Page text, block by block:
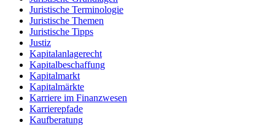
Juristische Terminologie
Juristische Themen
Juristische Tipps
Justiz
Kapitalanlagerecht
Kapitalbeschaffung
Kapitalmarkt
Kapitalmärkte
Karriere im Finanzwesen
Karrierepfade
Kaufberatung